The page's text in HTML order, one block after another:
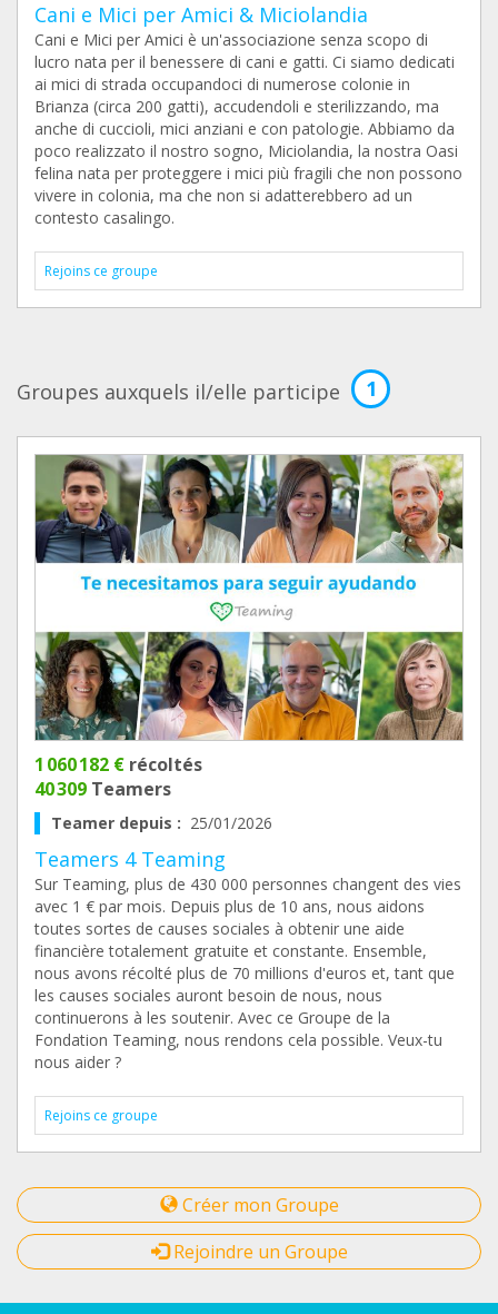
Cani e Mici per Amici & Miciolandia
Cani e Mici per Amici è un'associazione senza scopo di
lucro nata per il benessere di cani e gatti. Ci siamo dedicati
ai mici di strada occupandoci di numerose colonie in
Brianza (circa 200 gatti), accudendoli e sterilizzando, ma
anche di cuccioli, mici anziani e con patologie. Abbiamo da
poco realizzato il nostro sogno, Miciolandia, la nostra Oasi
felina nata per proteggere i mici più fragili che non possono
vivere in colonia, ma che non si adatterebbero ad un
contesto casalingo.
Rejoins ce groupe
Groupes auxquels il/elle participe 1
1 060 182 € récoltés
40 309 Teamers
Teamer depuis : 25/01/2026
Teamers 4 Teaming
Sur Teaming, plus de 430 000 personnes changent des vies
avec 1 € par mois. Depuis plus de 10 ans, nous aidons
toutes sortes de causes sociales à obtenir une aide
financière totalement gratuite et constante. Ensemble,
nous avons récolté plus de 70 millions d'euros et, tant que
les causes sociales auront besoin de nous, nous
continuerons à les soutenir. Avec ce Groupe de la
Fondation Teaming, nous rendons cela possible. Veux-tu
nous aider ?
Rejoins ce groupe
Créer mon Groupe
Rejoindre un Groupe